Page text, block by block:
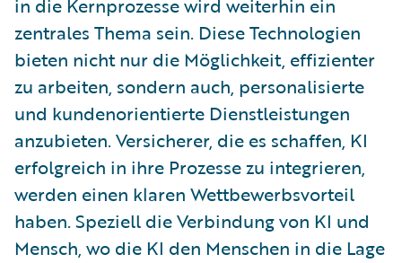
in die Kernprozesse wird weiterhin ein
zentrales Thema sein. Diese Technologien
bieten nicht nur die Möglichkeit, effizienter
zu arbeiten, sondern auch, personalisierte
und kundenorientierte Dienstleistungen
anzubieten. Versicherer, die es schaffen, KI
erfolgreich in ihre Prozesse zu integrieren,
werden einen klaren Wettbewerbsvorteil
haben. Speziell die Verbindung von KI und
Mensch, wo die KI den Menschen in die Lage